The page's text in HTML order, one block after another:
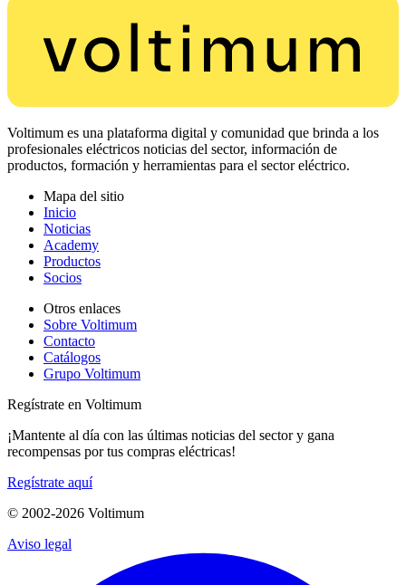
Voltimum es una plataforma digital y comunidad que brinda a los
profesionales eléctricos noticias del sector, información de
productos, formación y herramientas para el sector eléctrico.
Mapa del sitio
Inicio
Noticias
Academy
Productos
Socios
Otros enlaces
Sobre Voltimum
Contacto
Catálogos
Grupo Voltimum
Regístrate en Voltimum
¡Mantente al día con las últimas noticias del sector y gana
recompensas por tus compras eléctricas!
Regístrate aquí
© 2002-2026 Voltimum
Aviso legal